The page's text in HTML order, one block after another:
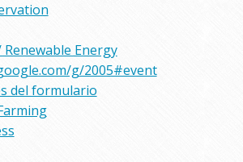
Energy
g/2005#event
del formulario